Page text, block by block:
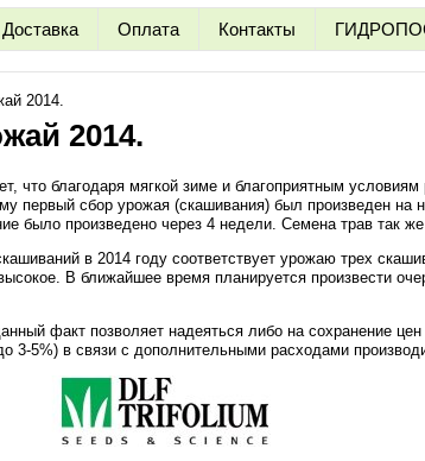
Доставка Оплата Контакты
2014.
2014.
благодаря мягкой зиме и благоприятным условиям
первый сбор урожая (скашивания) был произведен на
было произведено через 4 недели. Семена трав так
в 2014 году соответствует урожаю трех
В ближайшее время планируется произвести
факт позволяет надеяться либо на сохранение
3-5%) в связи с дополнительными расходами